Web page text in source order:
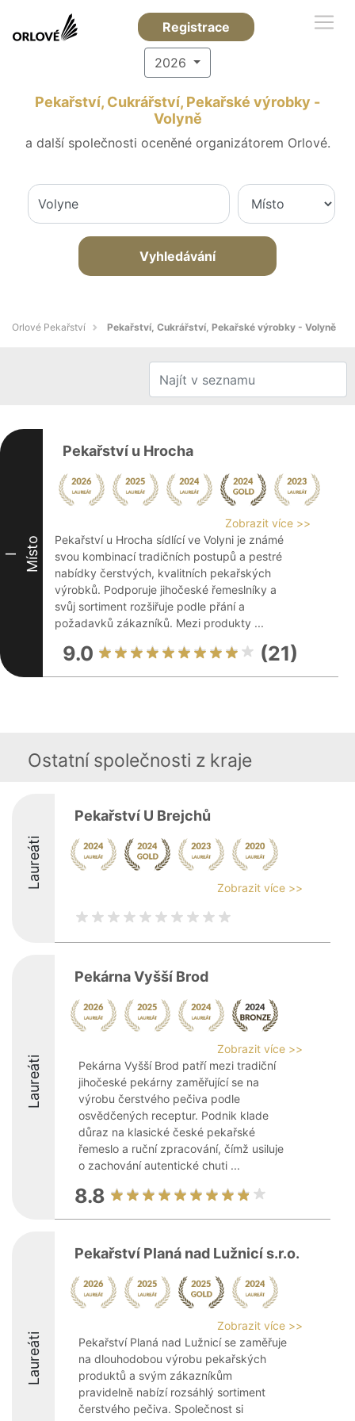
Registrace
2026
Pekařství, Cukrářství, Pekařské výrobky -
Volyně
a další společnosti oceněné organizátorem Orlové.
Vyhledávání
Orlové Pekařství Pekařství, Cukrářství, Pekařské výrobky - Volyně
I Místo
Pekařství u Hrocha
Zobrazit více >>
Pekařství u Hrocha sídlící ve Volyni je známé
svou kombinací tradičních postupů a pestré
nabídky čerstvých, kvalitních pekařských
výrobků. Podporuje jihočeské řemeslníky a
svůj sortiment rozšiřuje podle přání a
požadavků zákazníků. Mezi produkty ...
9.0 (21)
Ostatní společnosti z kraje
Laureáti
Pekařství U Brejchů
Zobrazit více >>
Laureáti
Pekárna Vyšší Brod
Zobrazit více >>
Pekárna Vyšší Brod patří mezi tradiční
jihočeské pekárny zaměřující se na
výrobu čerstvého pečiva podle
osvědčených receptur. Podnik klade
důraz na klasické české pekařské
řemeslo a ruční zpracování, čímž usiluje
o zachování autentické chuti ...
8.8
Laureáti
Pekařství Planá nad Lužnicí s.r.o.
Zobrazit více >>
Pekařství Planá nad Lužnicí se zaměřuje
na dlouhodobou výrobu pekařských
produktů a svým zákazníkům
pravidelně nabízí rozsáhlý sortiment
čerstvého pečiva. Společnost si